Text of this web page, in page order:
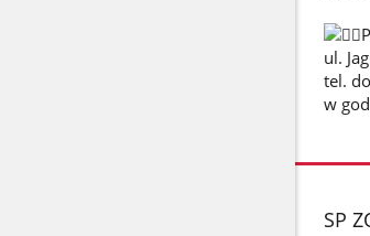
ul.
tel.
w
SP